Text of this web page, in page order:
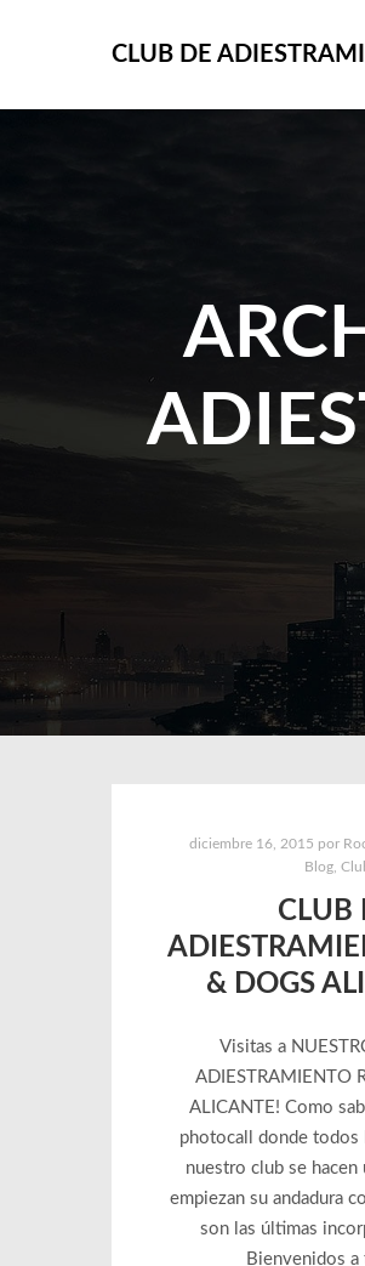
CLUB DE
diciembre 16, 2015 por
Blog ,
CLUB
& DOGS
Visitas a
ADIESTRAMIENTO
ALICANTE! Como
photocall donde todos
nuestro club se hacen
empiezan su andadura
son las últimas
Bienvenidos a